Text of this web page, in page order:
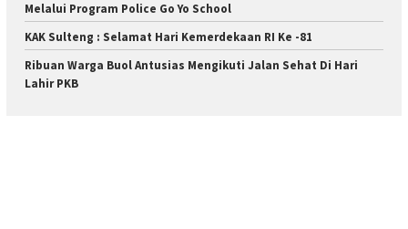
Melalui Program Police Go Yo School
KAK Sulteng : Selamat Hari Kemerdekaan RI Ke -81
Ribuan Warga Buol Antusias Mengikuti Jalan Sehat Di Hari
Lahir PKB